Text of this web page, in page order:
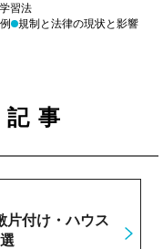
習法
規制と法律の現状と影響
事
片付け・ハウス